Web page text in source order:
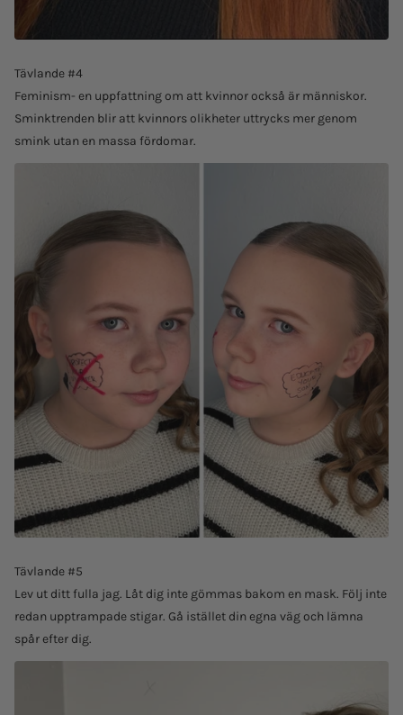
Tävlande #4
Feminism- en uppfattning om att kvinnor också är människor.
Sminktrenden blir att kvinnors olikheter uttrycks mer genom
smink utan en massa fördomar.
Tävlande #5
Lev ut ditt fulla jag. Låt dig inte gömmas bakom en mask. Följ inte
redan upptrampade stigar. Gå istället din egna väg och lämna
spår efter dig.